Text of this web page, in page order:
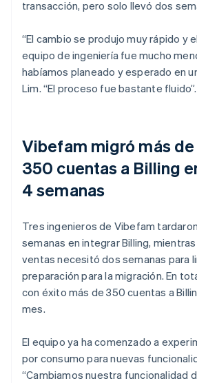
transacción, pero solo llevó dos
“El cambio se produjo muy rápido y
equipo de ingeniería fue mucho
habíamos planeado y esperado en
Lim. “El proceso fue bastante fluido”.
Vibefam migró más de
350 cuentas a Billing
4 semanas
Tres ingenieros de Vibefam
semanas en integrar Billing,
ventas necesitó dos semanas para
preparación para la migración. En
con éxito más de 350 cuentas a
mes.
El equipo ya ha comenzado a
por consumo para nuevas
“Cambiamos nuestra funcionalidad